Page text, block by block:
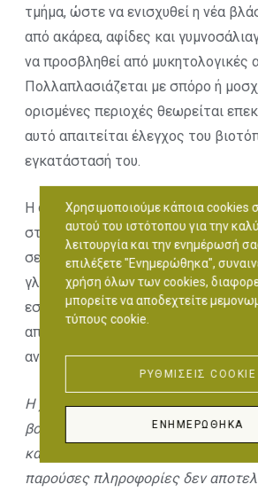
τμήμα, ώστε να ενισχυθεί η νέα
από ακάρεα, αφίδες και
να προσβληθεί από μυκητολογικές
Πολλαπλασιάζεται με σπόρο ή
ορισμένες περιοχές θεωρείται
αυτό απαιτείται έλεγχος του
εγκατάστασή του.
Η φύτευσή του έχει
στο ξεχωριστό του φύλλωμα και
σε παρτέρια και μεικτές
γλάστρες σε αυλές, μπαλκόνια,
εσωτερικούς χώρους. Τα ιδιαίτερα
αποτελούν συχνό συστατικό
ανθοδέσμες.
Η χορήγηση και η κατανάλωση των
βοτάνων πρέπει πάντοτε να γίνεται
καθοδήγηση κάποιου ειδικού
παρούσες πληροφορίες δεν
Χρησιμοποιούμε κάποια cookies
αυτού του ιστότοπου για την
λειτουργία και την ενημέρωσή
επιλέξετε "Ενημερώθηκα",
χρήση όλων των cookies,
μπορείτε να αποδεχτείτε
τύπους cookie.
ΡΥΘΜΊΣΕΙΣ COOKIE
ΕΝΗΜΕΡΏΘΗΚΑ